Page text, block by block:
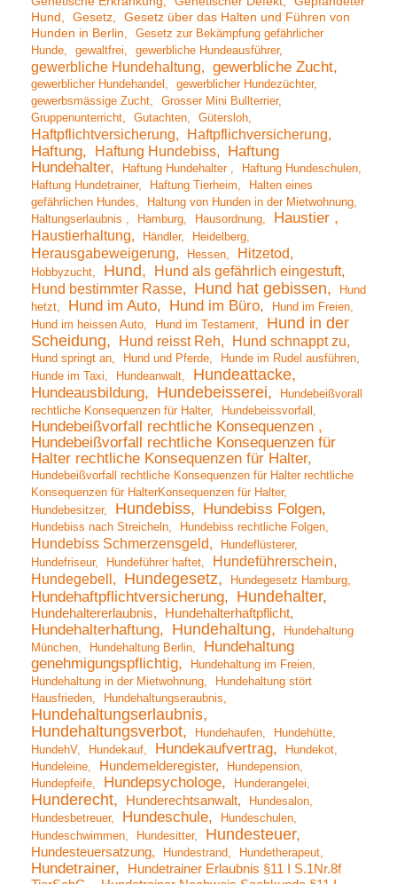
Hund
Gesetz
Gesetz über das Halten und Führen von
Hunden in Berlin
Gesetz zur Bekämpfung gefährlicher
Hunde
gewaltfrei gewerbliche Hundeausführer
gewerbliche Hundehaltung gewerbliche Zucht
gewerblicher Hundehandel
gewerblicher Hundezüchter
gewerbsmässige Zucht
Grosser Mini Bullterrier
Gruppenunterricht
Gutachten Gütersloh
Haftpflichtversicherung Haftpflichversicherung
Haftung Haftung Hundebiss
Haftung
Hundehalter
Haftung Hundehalter
Haftung Hundeschulen
Haftung Hundetrainer
Haftung Tierheim
Halten eines
gefährlichen Hundes
Haltung von Hunden in der Mietwohnung
Haltungserlaubnis
Hamburg Hausordnung Haustier
Haustierhaltung Händler Heidelberg
Herausgabeweigerung Hessen Hitzetod
Hobbyzucht Hund
Hund als gefährlich eingestuft
Hund bestimmter Rasse
Hund hat gebissen
Hund
hetzt
Hund im Auto Hund im Büro
Hund im Freien
Hund im heissen Auto
Hund im Testament
Hund in der
Scheidung
Hund reisst Reh Hund schnappt zu
Hund springt an Hund und Pferde
Hunde im Rudel ausführen
Hunde im Taxi
Hundeanwalt Hundeattacke
Hundeausbildung Hundebeisserei
Hundebeißvorall
rechtliche Konsequenzen für Halter
Hundebeissvorfall
Hundebeißvorfall rechtliche Konsequenzen
Hundebeißvorfall rechtliche Konsequenzen für
Halter rechtliche Konsequenzen für Halter
Hundebeißvorfall rechtliche Konsequenzen für Halter rechtliche
Konsequenzen für HalterKonsequenzen für Halter
Hundebesitzer
Hundebiss Hundebiss Folgen
Hundebiss nach Streicheln Hundebiss rechtliche Folgen
Hundebiss Schmerzensgeld
Hundeflüsterer
Hundefriseur
Hundeführer haftet
Hundeführerschein
Hundegebell
Hundegesetz Hundegesetz Hamburg
Hundehaftpflichtversicherung Hundehalter
Hundehaltererlaubnis Hundehalterhaftpflicht
Hundehalterhaftung Hundehaltung
Hundehaltung
München
Hundehaltung Berlin
Hundehaltung
genehmigungspflichtig
Hundehaltung im Freien
Hundehaltung in der Mietwohnung
Hundehaltung stört
Hausfrieden
Hundehaltungseraubnis
Hundehaltungserlaubnis
Hundehaltungsverbot
Hundehaufen
Hundehütte
HundehV
Hundekauf Hundekaufvertrag
Hundekot
Hundeleine
Hundemelderegister
Hundepension
Hundepfeife
Hundepsychologe Hunderangelei
Hunderecht Hunderechtsanwalt
Hundesalon
Hundesbetreuer
Hundeschule
Hundeschulen
Hundeschwimmen
Hundesitter Hundesteuer
Hundesteuersatzung Hundestrand Hundetherapeut
Hundetrainer
Hundetrainer Erlaubnis §11 I S.1Nr.8f